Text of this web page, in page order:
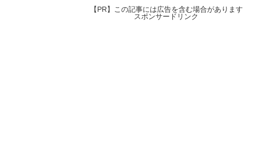
【PR】この記事には広告を含む場合があります
スポンサードリンク